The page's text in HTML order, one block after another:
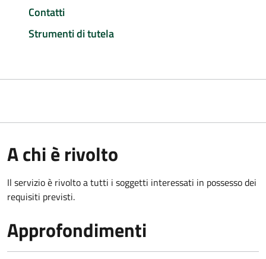
Contatti
Strumenti di tutela
A chi è rivolto
Il servizio è rivolto a tutti i soggetti interessati in possesso dei
requisiti previsti.
Approfondimenti